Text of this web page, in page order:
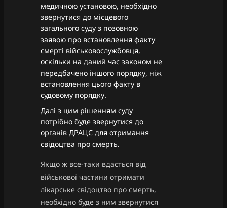
медичною установою, необхідно
звернутися до місцевого
загального суду з позовною
заявою про встановлення факту
смерті військовослужбовця,
оскільки на даний час законом не
передбачено іншого порядку, ніж
встановлення цього факту в
судовому порядку.
Далі з цим рішенням суду
потрібно буде звернутися до
органів ДРАЦС для отримання
свідоцтва про смерть.
Якщо ж все-таки вдасться від
військової частини отримати
лікарське свідоцтво про смерть,
необхідно буде з ним звернутися